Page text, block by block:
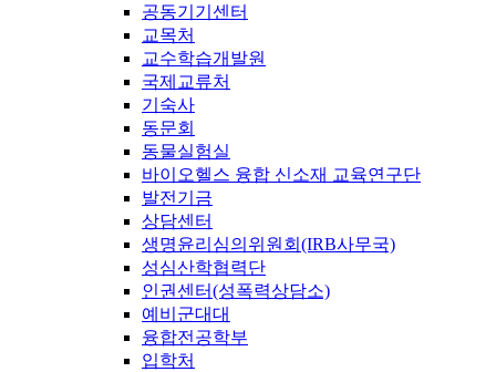
공동기기센터
교목처
교수학습개발원
국제교류처
기숙사
동문회
동물실험실
바이오헬스 융합 신소재 교육연구단
발전기금
상담센터
생명윤리심의위원회(IRB사무국)
성심산학협력단
인권센터(성폭력상담소)
예비군대대
융합전공학부
입학처